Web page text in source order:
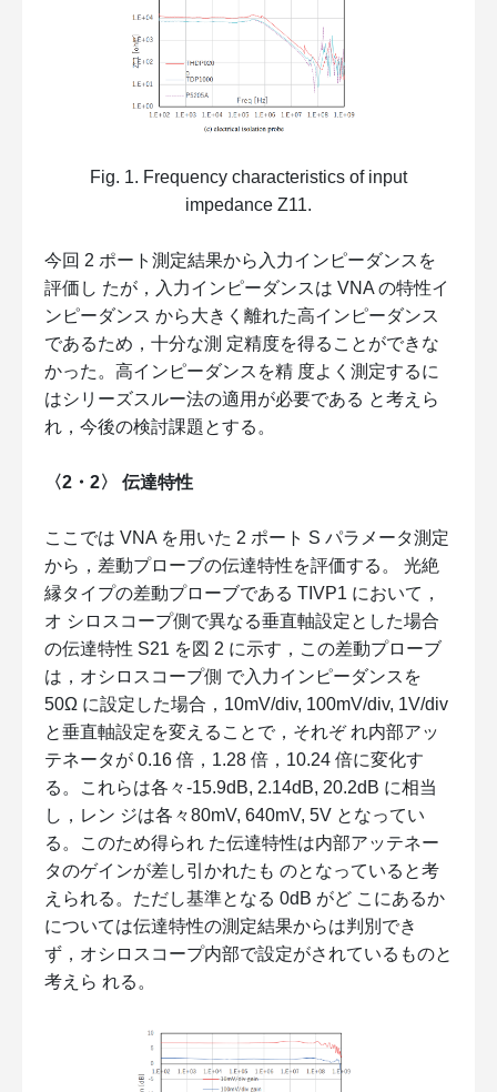
Fig. 1. Frequency characteristics of input
impedance Z11.
今回 2 ポート測定結果から入力インピーダンスを
評価し たが，入力インピーダンスは VNA の特性イ
ンピーダンス から大きく離れた高インピーダンス
であるため，十分な測 定精度を得ることができな
かった。高インピーダンスを精 度よく測定するに
はシリーズスルー法の適用が必要である と考えら
れ，今後の検討課題とする。
〈2・2〉 伝達特性
ここでは VNA を用いた 2 ポート S パラメータ測定
から，差動プローブの伝達特性を評価する。 光絶
縁タイプの差動プローブである TIVP1 において，
オ シロスコープ側で異なる垂直軸設定とした場合
の伝達特性 S21 を図 2 に示す，この差動プローブ
は，オシロスコープ側 で入力インピーダンスを
50Ω に設定した場合，10mV/div, 100mV/div, 1V/div
と垂直軸設定を変えることで，それぞ れ内部アッ
テネータが 0.16 倍，1.28 倍，10.24 倍に変化す
る。これらは各々-15.9dB, 2.14dB, 20.2dB に相当
し，レン ジは各々80mV, 640mV, 5V となってい
る。このため得られ た伝達特性は内部アッテネー
タのゲインが差し引かれたも のとなっていると考
えられる。ただし基準となる 0dB がど こにあるか
については伝達特性の測定結果からは判別でき
ず，オシロスコープ内部で設定がされているものと
考えら れる。